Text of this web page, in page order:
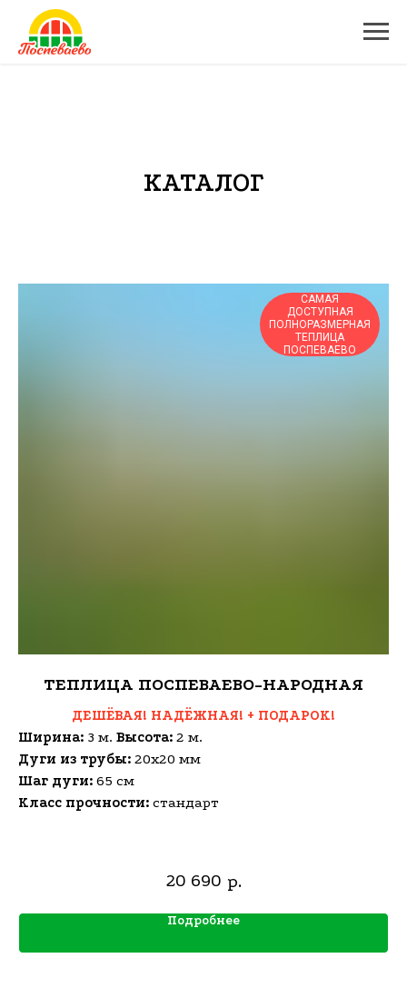
КАТАЛОГ
САМАЯ
ДОСТУПНАЯ
ПОЛНОРАЗМЕРНАЯ
ТЕПЛИЦА
ПОСПЕВАЕВО
ТЕПЛИЦА ПОСПЕВАЕВО-НАРОДНАЯ
ДЕШЁВАЯ! НАДЁЖНАЯ! + ПОДАРОК!
Ширина: 3 м. Высота: 2 м.
Дуги из трубы: 20х20 мм
Шаг дуги: 65 см
Класс прочности: стандарт
20 690 р.
Подробнее